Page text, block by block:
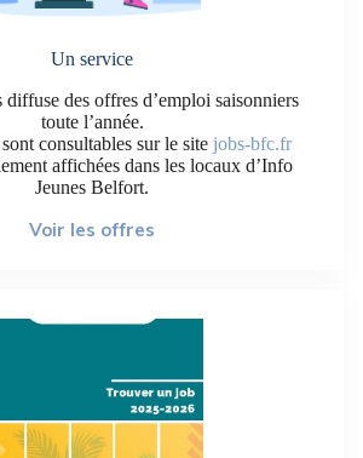
Un service
diffuse des offres d’emploi saisonniers
toute l’année.
consultables sur le site jobs-bfc.fr
affichées dans les locaux d’Info
Jeunes Belfort.
Voir les offres